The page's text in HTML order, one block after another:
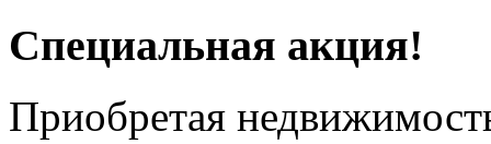
Специальная акция!
Приобретая